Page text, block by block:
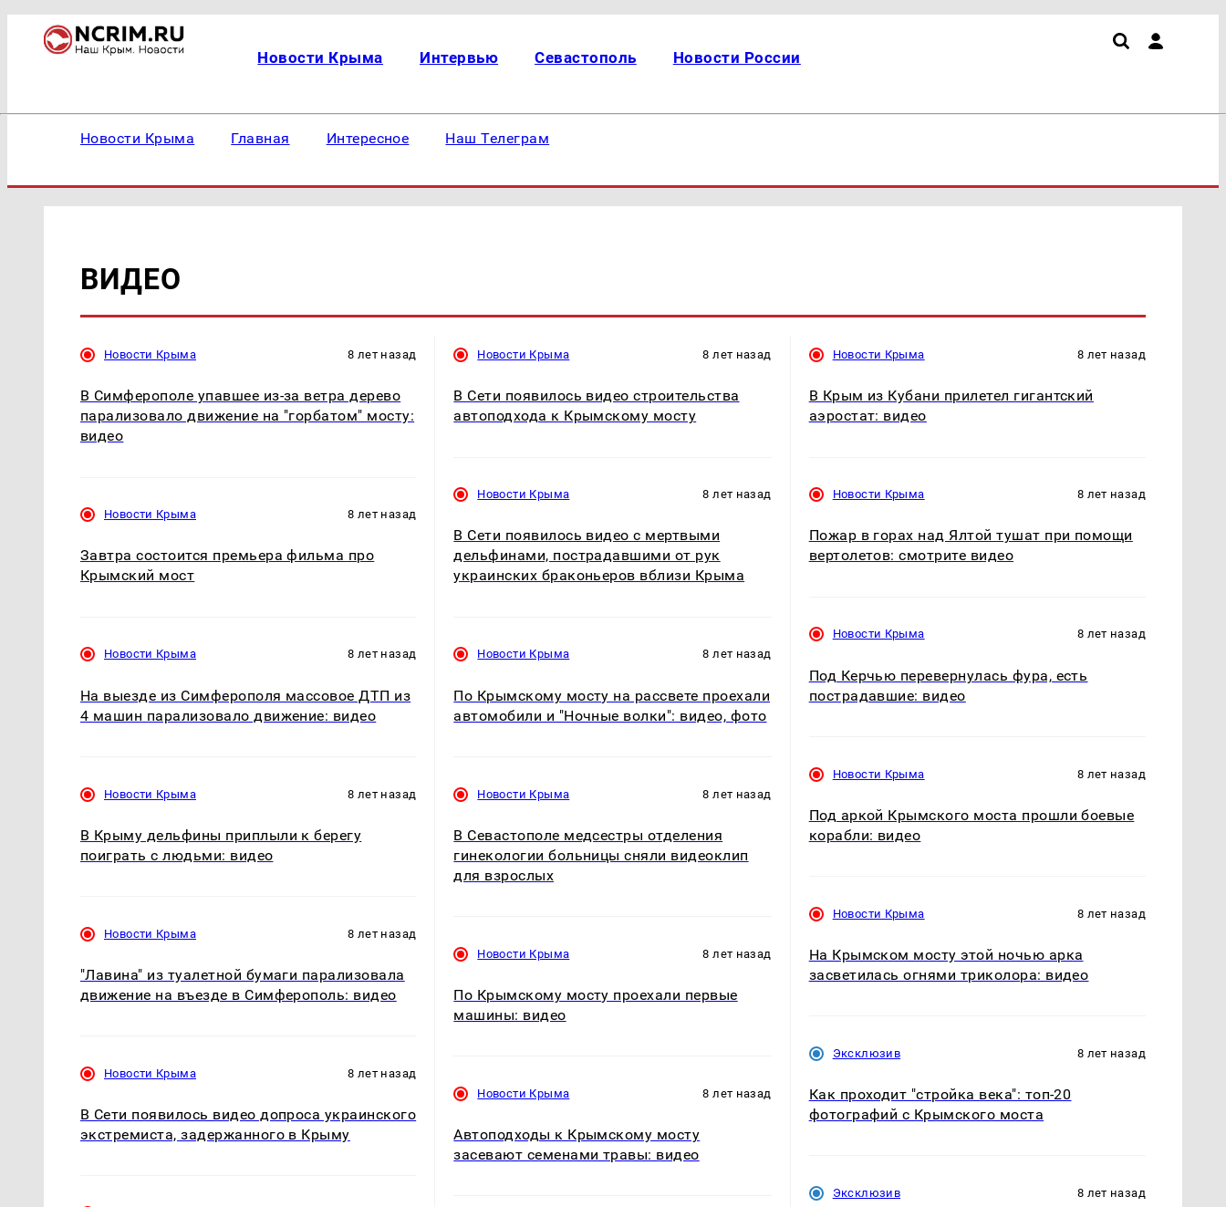
Новости Крыма Интервью Севастополь Новости России
Новости Крыма Главная Интересное Наш Телеграм
ВИДЕО
Новости Крыма 8 лет назад
В Симферополе упавшее из-за ветра дерево
парализовало движение на "горбатом" мосту:
видео
Новости Крыма 8 лет назад
Завтра состоится премьера фильма про
Крымский мост
Новости Крыма 8 лет назад
На выезде из Симферополя массовое ДТП из
4 машин парализовало движение: видео
Новости Крыма 8 лет назад
В Крыму дельфины приплыли к берегу
поиграть с людьми: видео
Новости Крыма 8 лет назад
"Лавина" из туалетной бумаги парализовала
движение на въезде в Симферополь: видео
Новости Крыма 8 лет назад
В Сети появилось видео допроса украинского
экстремиста, задержанного в Крыму
Новости Крыма 8 лет назад
В Сети появилось видео строительства
автоподхода к Крымскому мосту
Новости Крыма 8 лет назад
В Сети появилось видео с мертвыми
дельфинами, пострадавшими от рук
украинских браконьеров вблизи Крыма
Новости Крыма 8 лет назад
По Крымскому мосту на рассвете проехали
автомобили и "Ночные волки": видео, фото
Новости Крыма 8 лет назад
В Севастополе медсестры отделения
гинекологии больницы сняли видеоклип
для взрослых
Новости Крыма 8 лет назад
По Крымскому мосту проехали первые
машины: видео
Новости Крыма 8 лет назад
Автоподходы к Крымскому мосту
засевают семенами травы: видео
Новости Крыма 8 лет назад
В Крым из Кубани прилетел гигантский
аэростат: видео
Новости Крыма 8 лет назад
Пожар в горах над Ялтой тушат при помощи
вертолетов: смотрите видео
Новости Крыма 8 лет назад
Под Керчью перевернулась фура, есть
пострадавшие: видео
Новости Крыма 8 лет назад
Под аркой Крымского моста‍ прошли боевые
корабли: видео
Новости Крыма 8 лет назад
На Крымском мосту этой ночью арка
засветилась огнями триколора: видео
Эксклюзив 8 лет назад
Как проходит "стройка века": топ-20
фотографий с Крымского моста
Эксклюзив 8 лет назад